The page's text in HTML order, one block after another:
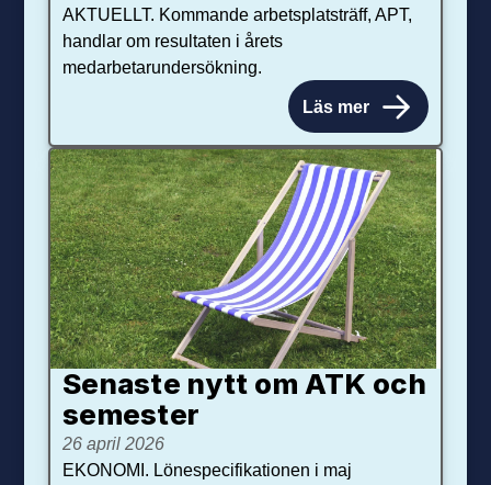
AKTUELLT. Kommande arbetsplatsträff, APT,
handlar om resultaten i årets
medarbetarundersökning.
Läs mer
Senaste nytt om ATK och
se­mester
26 april 2026
EKONOMI. Lönespecifikationen i maj